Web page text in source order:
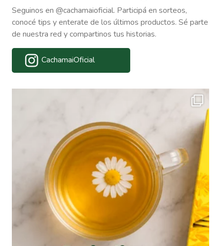
Seguinos en @cachamaioficial. Participá en sorteos,
conocé tips y enterate de los últimos productos. Sé parte
de nuestra red y compartinos tus historias.
CachamaiOficial